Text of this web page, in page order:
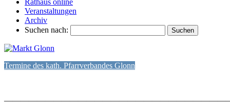
Rathaus online
Veranstaltungen
Archiv
Suchen nach:
Termine des kath. Pfarrverbandes Glonn